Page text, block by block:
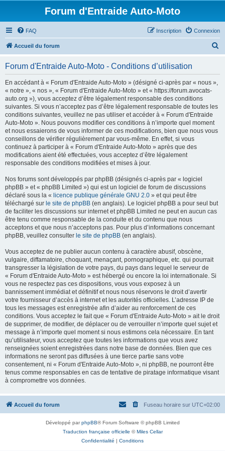
Forum d'Entraide Auto-Moto
FAQ Connexion
Inscription
Accueil du forum
Forum d'Entraide Auto-Moto - Conditions d’utilisation
En accédant à « Forum d'Entraide Auto-Moto » (désigné ci-après par « nous »,
« notre », « nos », « Forum d'Entraide Auto-Moto » et « https://forum.avocats-
auto.org »), vous acceptez d’être légalement responsable des conditions
suivantes. Si vous n’acceptez pas d’être légalement responsable de toutes les
conditions suivantes, veuillez ne pas utiliser et accéder à « Forum d'Entraide
Auto-Moto ». Nous pouvons modifier ces conditions à n’importe quel moment
et nous essaierons de vous informer de ces modifications, bien que nous vous
conseillons de vérifier régulièrement par vous-même. En effet, si vous
continuez à participer à « Forum d'Entraide Auto-Moto » après que des
modifications aient été effectuées, vous acceptez d’être légalement
responsable des conditions modifiées et mises à jour.
Nos forums sont développés par phpBB (désignés ci-après par « logiciel
phpBB » et « phpBB Limited ») qui est un logiciel de forum de discussions
déclaré sous la « licence publique générale GNU 2.0 » et qui peut être
téléchargé sur le site de phpBB (en anglais). Le logiciel phpBB a pour seul but
de faciliter les discussions sur internet et phpBB Limited ne peut en aucun cas
être tenu comme responsable de la conduite et du contenu que nous
acceptons et que nous n’acceptons pas. Pour plus d’informations concernant
phpBB, veuillez consulter le site de phpBB (en anglais).
Vous acceptez de ne publier aucun contenu à caractère abusif, obscène,
vulgaire, diffamatoire, choquant, menaçant, pornographique, etc. qui pourrait
transgresser la législation de votre pays, du pays dans lequel le serveur de
« Forum d'Entraide Auto-Moto » est hébergé ou encore la loi internationale. Si
vous ne respectez pas ces dispositions, vous vous exposez à un
bannissement immédiat et définitif et nous nous réservons le droit d’avertir
votre fournisseur d’accès à internet et les autorités officielles. L’adresse IP de
tous les messages est enregistrée afin d’aider au renforcement de ces
conditions. Vous acceptez le fait que « Forum d'Entraide Auto-Moto » ait le droit
de supprimer, de modifier, de déplacer ou de verrouiller n’importe quel sujet et
message à n’importe quel moment si nous estimons cela nécessaire. En tant
qu’utilisateur, vous acceptez que toutes les informations que vous avez
renseignées soient enregistrées dans notre base de données. Bien que ces
informations ne seront pas diffusées à une tierce partie sans votre
consentement, ni « Forum d'Entraide Auto-Moto », ni phpBB, ne pourront être
tenus comme responsables en cas de tentative de piratage informatique visant
à compromettre vos données.
Accueil du forum Fuseau horaire sur UTC+02:00
Développé parphpBB® Forum Software © phpBB Limited
Traduction française officielle ©Miles Cellar
Confidentialité | Conditions